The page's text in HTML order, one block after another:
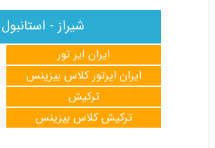
شیراز -
ایران ایر تور
ایران ایرتور کلاس بیزینس
ترکیش
ترکیش کلاس بیزینس